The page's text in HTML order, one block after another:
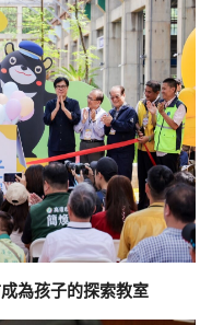
為孩子的探索教室